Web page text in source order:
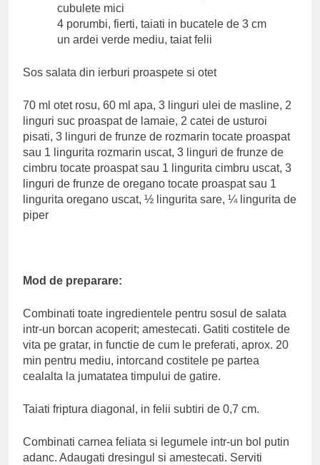
cubulete mici
4 porumbi, fierti, taiati in bucatele de 3 cm
un ardei verde mediu, taiat felii
Sos salata din ierburi proaspete si otet
70 ml otet rosu, 60 ml apa, 3 linguri ulei de masline, 2
linguri suc proaspat de lamaie, 2 catei de usturoi
pisati, 3 linguri de frunze de rozmarin tocate proaspat
sau 1 lingurita rozmarin uscat, 3 linguri de frunze de
cimbru tocate proaspat sau 1 lingurita cimbru uscat, 3
linguri de frunze de oregano tocate proaspat sau 1
lingurita oregano uscat, ½ lingurita sare, ¼ lingurita de
piper
Mod de preparare:
Combinati toate ingredientele pentru sosul de salata
intr-un borcan acoperit; amestecati. Gatiti costitele de
vita pe gratar, in functie de cum le preferati, aprox. 20
min pentru mediu, intorcand costitele pe partea
cealalta la jumatatea timpului de gatire.
Taiati friptura diagonal, in felii subtiri de 0,7 cm.
Combinati carnea feliata si legumele intr-un bol putin
adanc. Adaugati dresingul si amestecati. Serviti